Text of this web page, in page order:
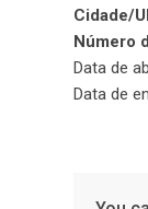
Cidade/
Número
Data de
Data de